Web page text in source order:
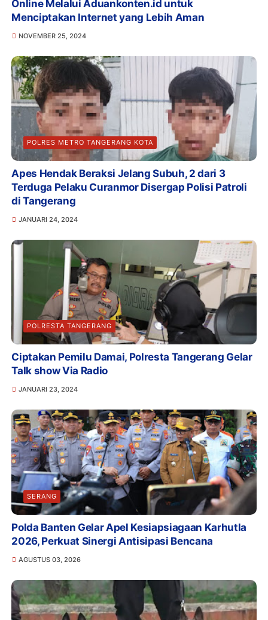
Online Melalui Aduankonten.id untuk
Menciptakan Internet yang Lebih Aman
NOVEMBER 25, 2024
POLRES METRO TANGERANG KOTA
Apes Hendak Beraksi Jelang Subuh, 2 dari 3
Terduga Pelaku Curanmor Disergap Polisi Patroli
di Tangerang
JANUARI 24, 2024
POLRESTA TANGERANG
Ciptakan Pemilu Damai, Polresta Tangerang Gelar
Talk show Via Radio
JANUARI 23, 2024
SERANG
Polda Banten Gelar Apel Kesiapsiagaan Karhutla
2026, Perkuat Sinergi Antisipasi Bencana
AGUSTUS 03, 2026